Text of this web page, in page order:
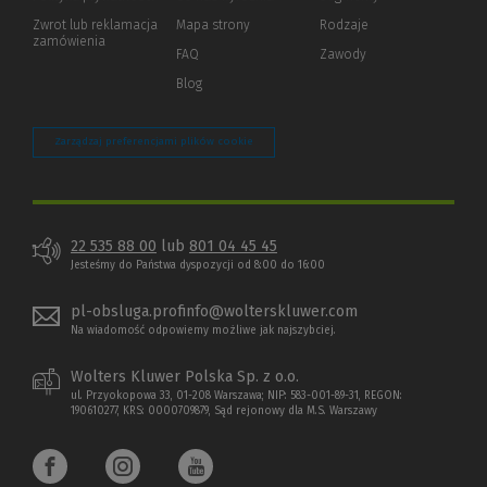
innej
Zwrot lub reklamacja
zamówienia
Mapa strony
FAQ
Blog
Rodzaje
Zawody
Zarządzaj preferencjami plików cookie
22 535 88 00 lub 801 04 45 45
Jesteśmy do Państwa dyspozycji od 8:00 do 16:00
pl-obsluga.profinfo@wolterskluwer.com
Na wiadomość odpowiemy możliwe jak najszybciej.
Wolters Kluwer Polska Sp. z o.o.
ul. Przyokopowa 33, 01-208 Warszawa; NIP: 583-001-89-31, REGON:
190610277, KRS: 0000709879, Sąd rejonowy dla M.S. Warszawy